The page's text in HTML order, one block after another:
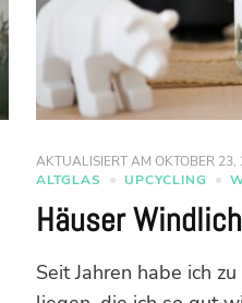
AKTUALISIERT AM OKTOBER 23,
ALTGLAS
UPCYCLING
Häuser
Seit Jahren habe ich